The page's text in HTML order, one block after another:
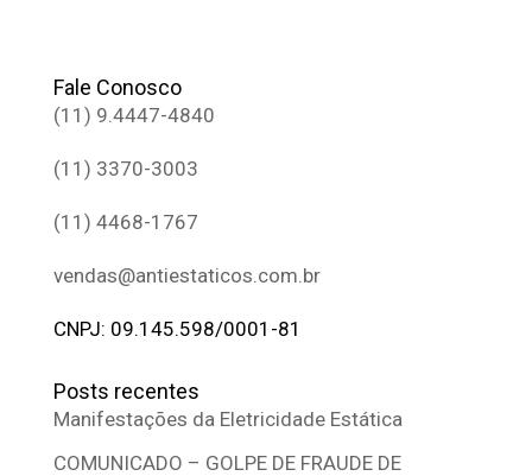
Fale Conosco
(11) 9.4447-4840
(11) 3370-3003
(11) 4468-1767
vendas@antiestaticos.com.br
CNPJ: 09.145.598/0001-81
Posts recentes
Manifestações da Eletricidade Estática
COMUNICADO – GOLPE DE FRAUDE DE